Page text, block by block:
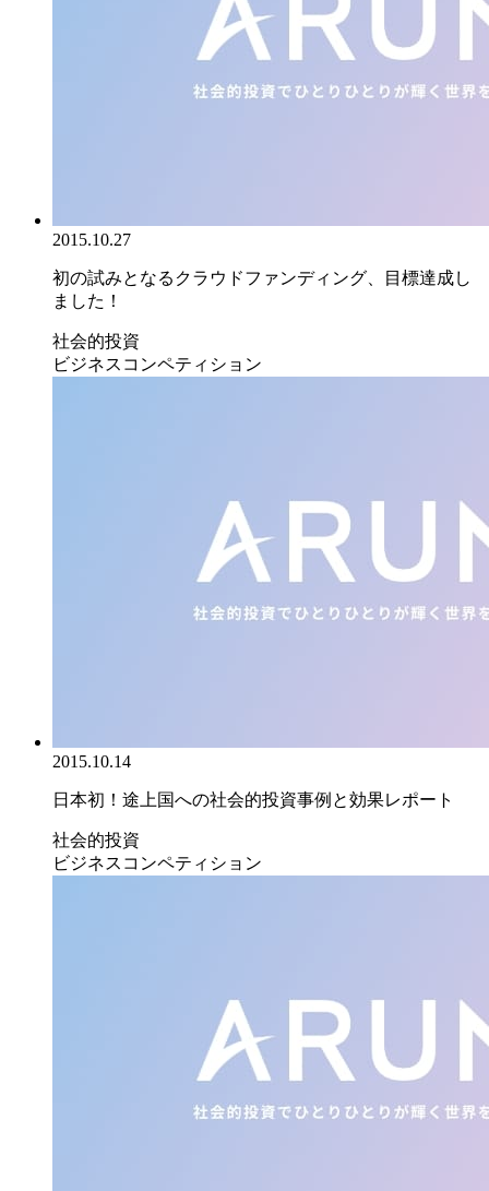
2015.10.27
初の試みとなるクラウドファンディング、目標達成し
ました！
社会的投資
ビジネスコンペティション
2015.10.14
日本初！途上国への社会的投資事例と効果レポート
社会的投資
ビジネスコンペティション